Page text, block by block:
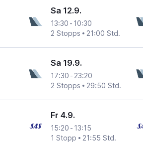
Sa 12.9.
13:30 - 10:30
2 Stopps
21:00 Std.
Sa 19.9.
17:30 - 23:20
2 Stopps
29:50 Std.
Fr 4.9.
15:20 - 13:15
1 Stopp
21:55 Std.